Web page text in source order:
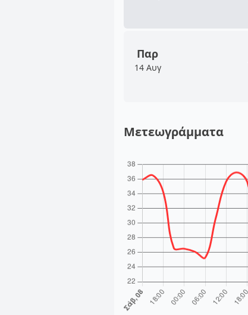
Παρ
14 Αυγ
Μετεωγράμματα